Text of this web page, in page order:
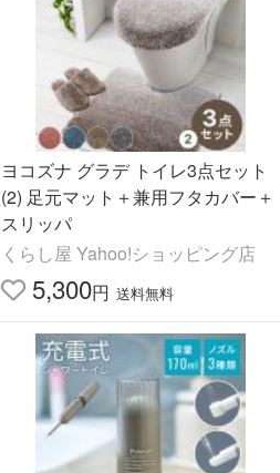
ヨコズナ グラデ トイレ3点セット
(2) 足元マット＋兼用フタカバー＋
スリッパ
くらし屋 Yahoo!ショッピング店
5,300円 送料無料